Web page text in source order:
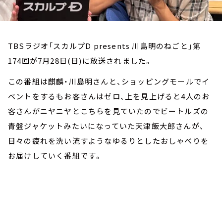
TBSラジオ「スカルプD presents 川島明のねごと」第
174回が7月28日(日)に放送されました。
この番組は麒麟・川島明さんと、ショッピングモールでイ
ベントをするもお客さんはゼロ、上を見上げると4人のお
客さんがニヤニヤとこちらを見ていたのでビートルズの
青盤ジャケットみたいになっていた天津飯大郎さんが、
日々の疲れを洗い流すようなゆるりとしたおしゃべりを
お届けしていく番組です。